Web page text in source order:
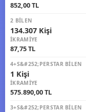
852,00 TL
2 BILEN
134.307 Kişi
İKRAMIYE
87,75 TL
4+S&#252;PERSTAR BILEN
1 Kişi
İKRAMIYE
575.890,00 TL
3+S&#252;PERSTAR BILEN